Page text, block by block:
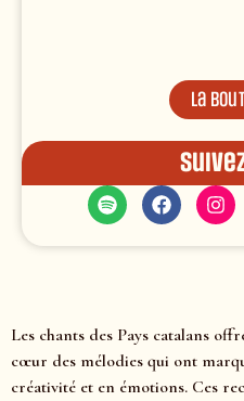
La
Les chants des Pays catalans
cœur des mélodies qui ont
créativité et en émotions. Ces